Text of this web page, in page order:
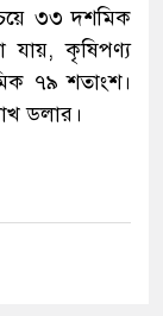
৩৩ দশমিক
যায়, কৃষিপণ্য
৭৯ শতাংশ।
ডলার।